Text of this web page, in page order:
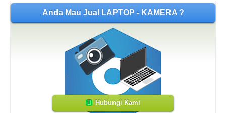
Anda Mau Jual LAPTOP - KAMERA ?
Hubungi Kami